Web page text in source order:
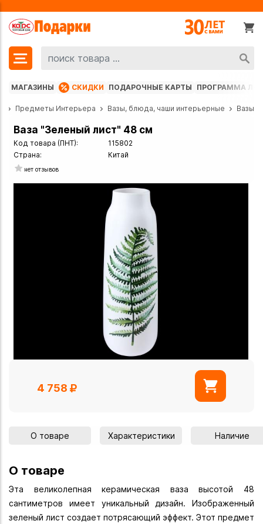
МАГАЗИНЫ СКИДКИ ПОДАРОЧНЫЕ КАРТЫ ПРОГРАММА
Предметы Интерьера Вазы, блюда, чаши интерьерные Вазы
Ваза "Зеленый лист" 48 см
Код товара (ПНТ):
115802
Страна:
Китай
нет отзывов
4 758
О товаре Характеристики Наличие
О товаре
Эта великолепная керамическая ваза высотой 48
сантиметров имеет уникальный дизайн. Изображенный
зеленый лист создает потрясающий эффект. Этот предмет